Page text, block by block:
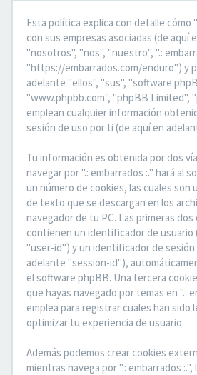
Esta política explica con detalle cómo
con sus empresas asociadas (de aquí
"nosotros", "nos", "nuestro", ".:
"https://embarrados.com/enduro") y
adelante "ellos", "sus", "software
"www.phpbb.com", "phpBB Limited",
emplean cualquier información
sesión de uso por ti (de aquí en
Tu información es obtenida por dos
navegar por ".: embarrados :." hará al
un número de cookies, las cuales son
de texto que se descargan en los
navegador de tu PC. Las primeras dos
contienen un identificador de usuario
"user-id") y un identificador de sesión
adelante "session-id"),
el software phpBB. Una tercera
que hayas navegado por temas en ".:
emplea para registrar cuales han sido
optimizar tu experiencia de usuario.
Además podemos crear cookies
mientras navega por ".: embarrados